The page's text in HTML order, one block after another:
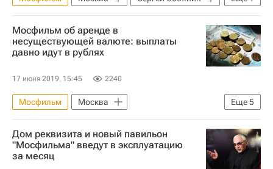
Новости - Недвижимость
Мосфильм об аренде в
несуществующей валюте: выплаты
давно идут в рублях
17 июня 2019, 15:45 2240
Еще5
Мосфильм
Москва
Федеральное агентство по управлению государственным имуществом (Росимущество)
Новости - Недвижимость
Коммерческая недвижимость
Дом реквизита и новый павильон
"Мосфильма" введут в эксплуатацию
за месяц